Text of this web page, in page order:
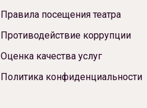
Правила посещения театра
Противодействие коррупции
Оценка качества услуг
Политика конфиденциальности